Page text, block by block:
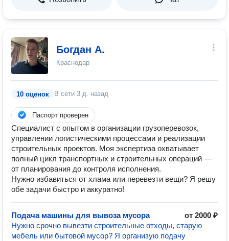
Богдан А.
Краснодар
10 оценок В сети 3 д. назад
Паспорт проверен
Специалист с опытом в организации грузоперевозок,
управлении логистическими процессами и реализации
строительных проектов. Моя экспертиза охватывает
полный цикл транспортных и строительных операций —
от планирования до контроля исполнения.
Нужно избавиться от хлама или перевезти вещи? Я решу
обе задачи быстро и аккуратно!
Подача машины для вывоза мусора
от 2000 ₽
Нужно срочно вывезти строительные отходы, старую
мебель или бытовой мусор? Я организую подачу